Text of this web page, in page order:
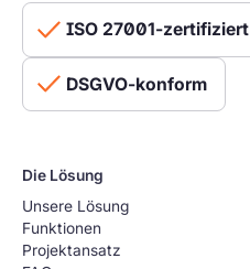
ISO 27001-zertifiziert
DSGVO-konform
Die Lösung
Unsere Lösung
Funktionen
Projektansatz